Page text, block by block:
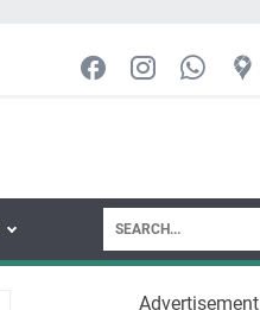
Advertisement